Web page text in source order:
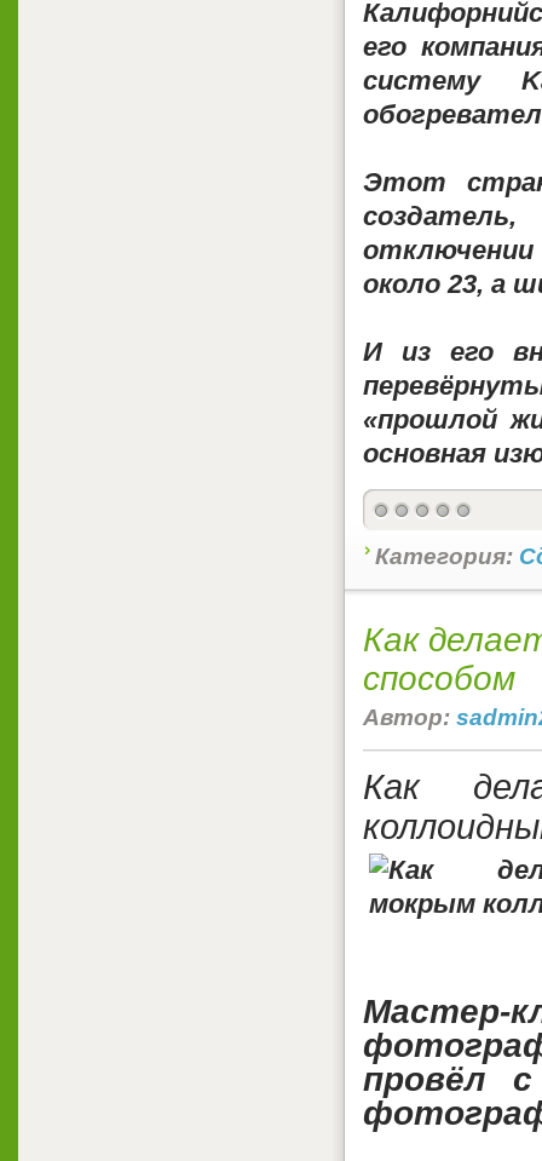
его
систему
Этот
около 23, а
И из его
«прошлой
основная
Категория:
Как
способом
Автор:
Как
провёл